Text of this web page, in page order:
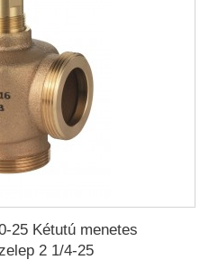
25 Kétutú menetes
2 1/4-25